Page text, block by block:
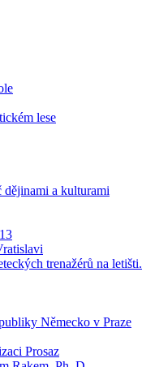
lese
dějinami a kulturami
trenažérů na letišti.
Německo v Praze
Prosaz